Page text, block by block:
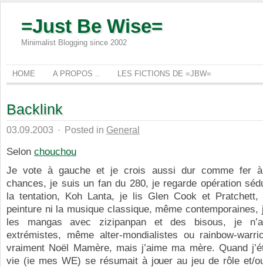
=Just Be Wise=
Minimalist Blogging since 2002
HOME A PROPOS .. LES FICTIONS DE =JBW=
Backlink
03.09.2003 · Posted in General
Selon chouchou
Je vote à gauche et je crois aussi dur comme fer à
chances, je suis un fan du 280, je regarde opération
la tentation, Koh Lanta, je lis Glen Cook et Pratchett,
peinture ni la musique classique, même contemporaines,
les mangas avec zizipanpan et des bisous, je
extrémistes, même alter-mondialistes ou rainbow-
vraiment Noël Mamère, mais j’aime ma mère. Quand
vie (ie mes WE) se résumait à jouer au jeu de rôle et/